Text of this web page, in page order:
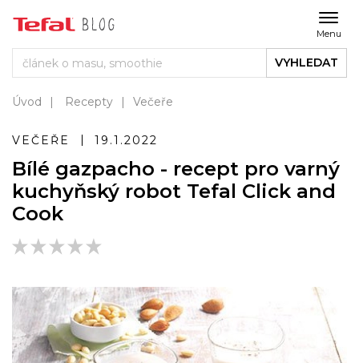
Menu
VYHLEDAT
Úvod Recepty Večeře
VEČEŘE 19.1.2022
Bílé gazpacho - recept pro varný
kuchyňský robot Tefal Click and
Cook